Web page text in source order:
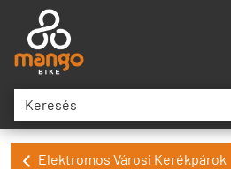
Elektromos Városi Kerékpárok